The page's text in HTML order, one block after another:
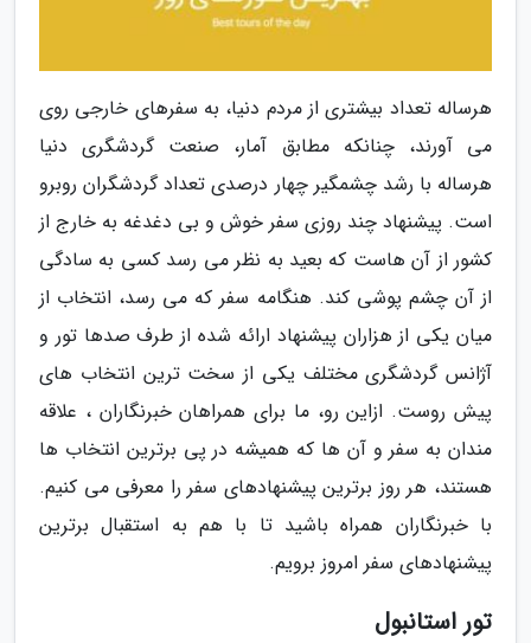
هرساله تعداد بیشتری از مردم دنیا، به سفرهای خارجی روی
می آورند، چنانکه مطابق آمار، صنعت گردشگری دنیا
هرساله با رشد چشمگیر چهار درصدی تعداد گردشگران روبرو
است. پیشنهاد چند روزی سفر خوش و بی دغدغه به خارج از
کشور از آن هاست که بعید به نظر می رسد کسی به سادگی
از آن چشم پوشی کند. هنگامه سفر که می رسد، انتخاب از
میان یکی از هزاران پیشنهاد ارائه شده از طرف صدها تور و
آژانس گردشگری مختلف یکی از سخت ترین انتخاب های
پیش روست. ازاین رو، ما برای همراهان خبرنگاران ، علاقه
مندان به سفر و آن ها که همیشه در پی برترین انتخاب ها
هستند، هر روز برترین پیشنهادهای سفر را معرفی می کنیم.
با خبرنگاران همراه باشید تا با هم به استقبال برترین
پیشنهادهای سفر امروز برویم.
تور استانبول